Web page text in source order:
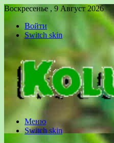
Воскресенье , 9 Август 2026
Войти
Switch skin
Меню
Switch skin